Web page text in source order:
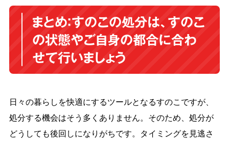
まとめ：すのこの処分は、すのこ
の状態やご自身の都合に合わ
せて行いましょう
日々の暮らしを快適にするツールとなるすのこですが、
処分する機会はそう多くありません。そのため、処分が
どうしても後回しになりがちです。タイミングを見逃さ